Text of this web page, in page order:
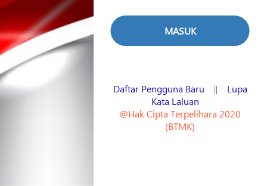
Daftar Pengguna Baru || Lupa
Kata Laluan
@Hak Cipta Terpelihara 2020
(BTMK)